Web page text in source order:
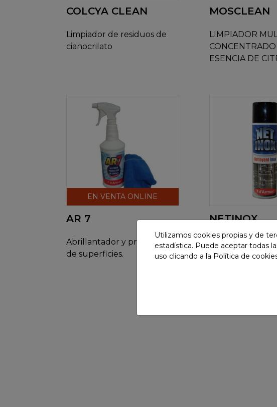
COLCYA CLEAN
Limpiador de residuos de
cianocrilato
MOSCLEAN
LIMPIADOR
CONCENTRADO
ESENCIA DE
EN VENTA ONLINE
AR 7
Abrillantador y protector
de superficies.
NETINOX
Limpiador de
Calidad contacto
Utilizamos cookies propias y de
estadística. Puede aceptar todas
uso clicando a la Política de